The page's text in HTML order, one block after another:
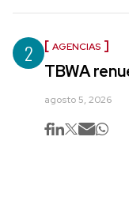
2 AGENCIAS
TBWA
agosto 5, 2026